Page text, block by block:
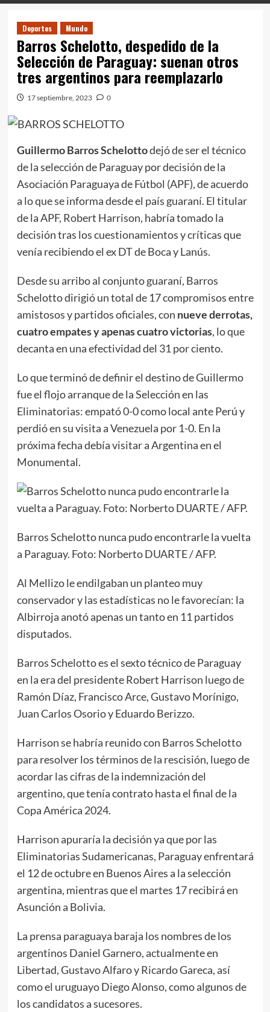
Deportes Mundo
Barros Schelotto, despedido de la
Selección de Paraguay: suenan otros
tres argentinos para reemplazarlo
17 septiembre, 2023 0
Guillermo Barros Schelottodejó de ser el técnico
de la selección de Paraguay por decisión de la
Asociación Paraguaya de Fútbol (APF), de acuerdo
a lo que se informa desde el país guaraní. El titular
de la APF, Robert Harrison, habría tomado la
decisión tras los cuestionamientos y críticas que
venía recibiendo el ex DT de Boca y Lanús.
Desde su arribo al conjunto guaraní, Barros
Schelotto dirigió un total de 17 compromisos entre
amistosos y partidos oficiales, con nueve derrotas,
cuatro empates y apenas cuatro victorias, lo que
decanta en una efectividad del 31 por ciento.
Lo que terminó de definir el destino de Guillermo
fue el flojo arranque de la Selección en las
Eliminatorias: empató 0-0 como local ante Perú y
perdió en su visita a Venezuela por 1-0. En la
próxima fecha debía visitar a Argentina en el
Monumental.
Barros Schelotto nunca pudo encontrarle la vuelta
a Paraguay. Foto: Norberto DUARTE / AFP.
Al Mellizo le endilgaban un planteo muy
conservador y las estadísticas no le favorecían: la
Albirroja anotó apenas un tanto en 11 partidos
disputados.
Barros Schelotto es el sexto técnico de Paraguay
en la era del presidente Robert Harrison luego de
Ramón Díaz, Francisco Arce, Gustavo Morínigo,
Juan Carlos Osorio y Eduardo Berizzo.
Harrison se habría reunido con Barros Schelotto
para resolver los términos de la rescisión, luego de
acordar las cifras de la indemnización del
argentino, que tenía contrato hasta el final de la
Copa América 2024.
Harrison apuraría la decisión ya que por las
Eliminatorias Sudamericanas, Paraguay enfrentará
el 12 de octubre en Buenos Aires a la selección
argentina, mientras que el martes 17 recibirá en
Asunción a Bolivia.
La prensa paraguaya baraja los nombres de los
argentinos Daniel Garnero, actualmente en
Libertad, Gustavo Alfaro y Ricardo Gareca, así
como el uruguayo Diego Alonso, como algunos de
los candidatos a sucesores.